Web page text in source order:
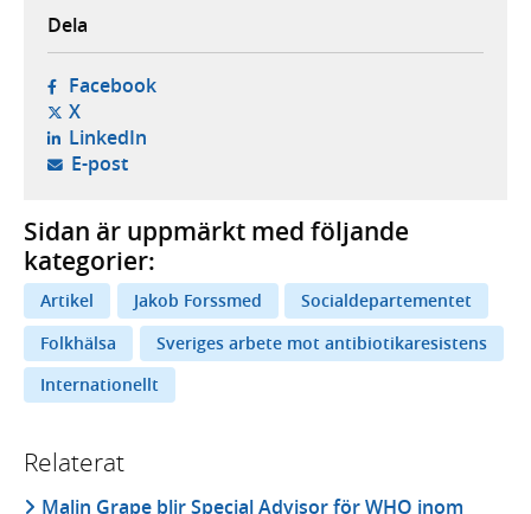
Dela
Facebook- öppnas i ny flik, extern webbplats,
X- öppnas i ny flik, extern webbplats,
LinkedIn- öppnas i ny flik, extern webbplats,
E-post- öppnar din e-postklient,
Sidan är uppmärkt med följande
kategorier:
Artikel Jakob Forssmed
Socialdepartementet
Folkhälsa
Sveriges arbete mot antibiotikaresistens
Internationellt
Relaterat
Malin Grape blir Special Advisor för WHO inom